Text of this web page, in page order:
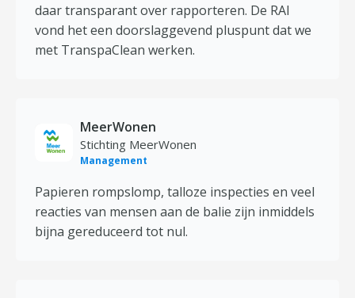
daar transparant over rapporteren. De RAI
vond het een doorslaggevend pluspunt dat we
met TranspaClean werken.
MeerWonen
Stichting MeerWonen
Management
Papieren rompslomp, talloze inspecties en veel
reacties van mensen aan de balie zijn inmiddels
bijna gereduceerd tot nul.